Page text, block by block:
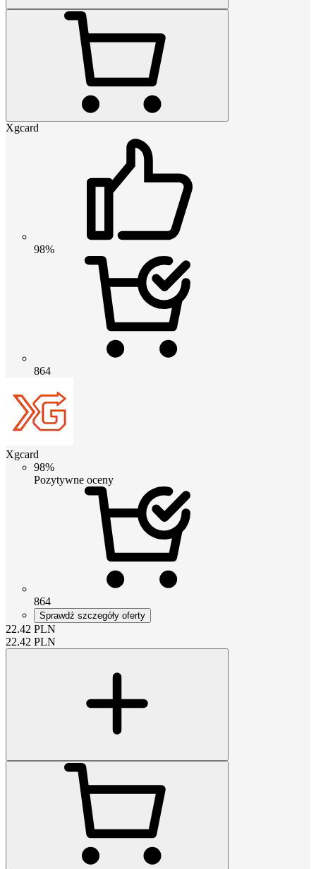
Xgcard
98%
864
Xgcard
98%
Pozytywne oceny
864
Sprawdź szczegóły oferty
22.42 PLN
22.42 PLN